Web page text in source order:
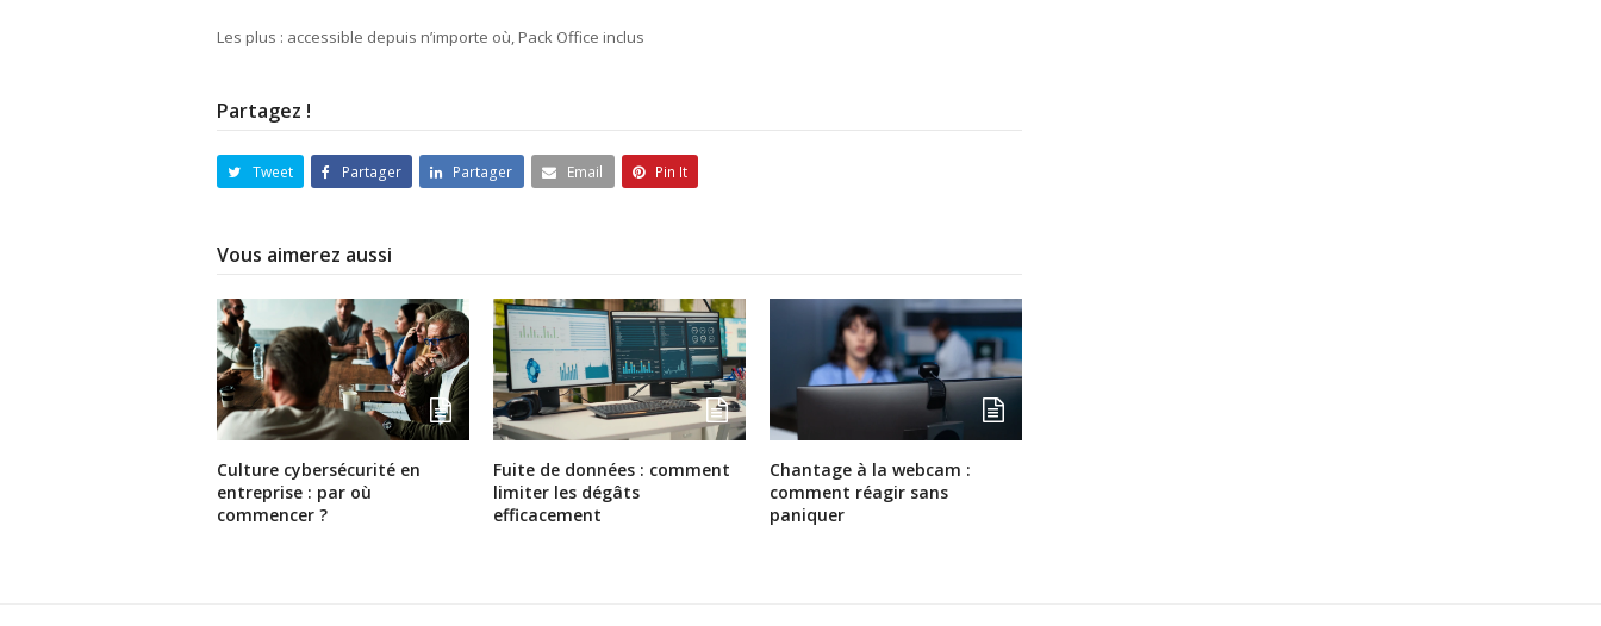
Les plus : accessible depuis n’importe où, Pack Office inclus
Partagez !
Tweet Partager Partager Email Pin It
Vous aimerez aussi
Culture cybersécurité en
entreprise : par où
commencer ?
Fuite de données : comment
limiter les dégâts
efficacement
Chantage à la webcam :
comment réagir sans
paniquer